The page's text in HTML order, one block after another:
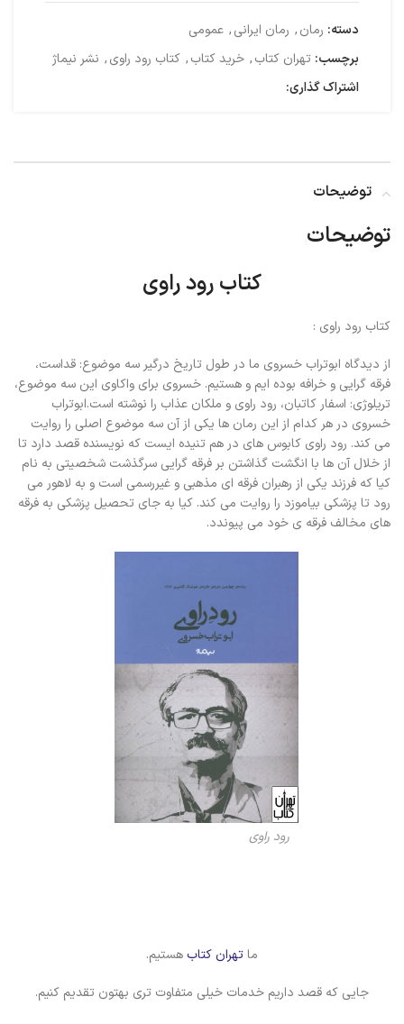
دسته: رمان, رمان ایرانی, عمومی
برچسب: تهران کتاب, خرید کتاب, کتاب رود راوی, نشر نیماژ
اشتراک گذاری:
توضیحات
توضیحات
کتاب رود راوی
کتاب رود راوی :
از دیدگاه ابوتراب خسروی ما در طول تاریخ درگیر سه موضوع: قداست،
فرقه گرایی و خرافه بوده ایم و هستیم. خسروی برای واکاوی این سه موضوع،
تریلوژی: اسفار کاتبان، رود راوی و ملکان عذاب را نوشته است.ابوتراب
خسروی در هر کدام از این رمان ها یکی از آن سه موضوع اصلی را روایت
می کند. رود راوی کابوس های در هم تنیده ایست که نویسنده قصد دارد تا
از خلال آن ها با انگشت گذاشتن بر فرقه گرایی سرگذشت شخصیتی به نام
کیا که فرزند یکی از رهبران فرقه ای مذهبی و غیررسمی است و به لاهور می
رود تا پزشکی بیاموزد را روایت می کند. کیا به جای تحصیل پزشکی به فرقه
های مخالف فرقه ی خود می پیوندد.
رود راوی
ماتهران کتاب هستیم.
جایی که قصد داریم خدمات خیلی متفاوت تری بهتون تقدیم کنیم.